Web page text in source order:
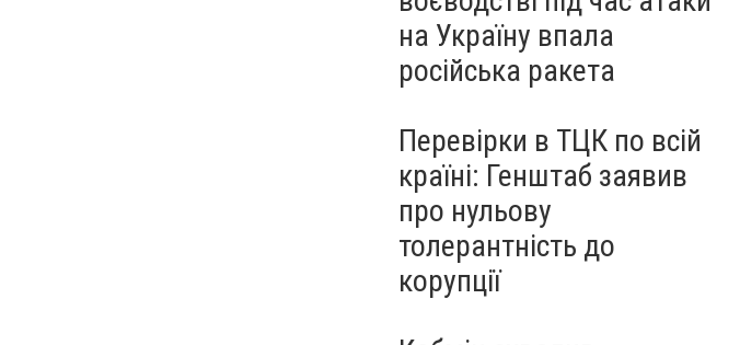
на Україну впала
російська ракета
Перевірки в ТЦК по всій
країні: Генштаб заявив
про нульову
толерантність до
корупції